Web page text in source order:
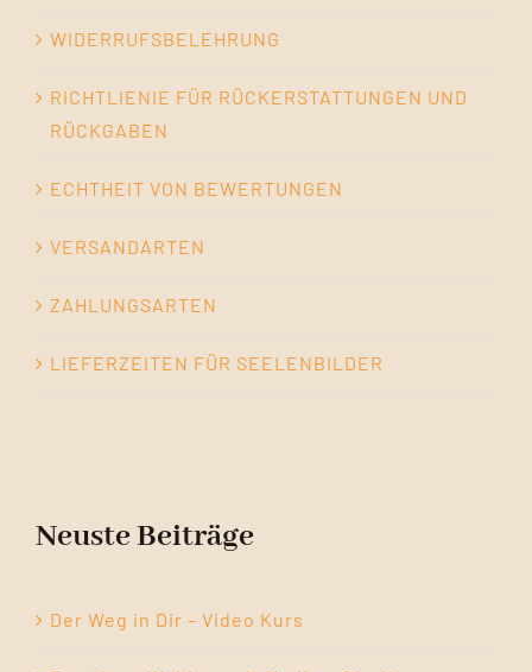
WIDERRUFSBELEHRUNG
RICHTLIENIE FÜR RÜCKERSTATTUNGEN UND
RÜCKGABEN
ECHTHEIT VON BEWERTUNGEN
VERSANDARTEN
ZAHLUNGSARTEN
LIEFERZEITEN FÜR SEELENBILDER
Neuste Beiträge
Der Weg in Dir – Video Kurs